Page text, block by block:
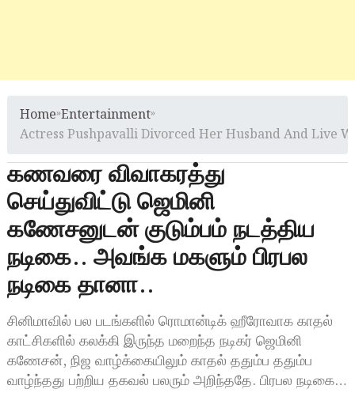
Home»Entertainment»
Actress Pushpavalli Divorced Her Husband And Live
கணவரை விவாகரத்து
செய்துவிட்டு ஜெமினி
கணேசனுடன் குடும்பம் நடத்திய
நடிகை.. அவங்க மகளும் பிரபல
நடிகை தானா..
சினிமாவில் பல படங்களில் ரொமான்டிக் ஹீரோவாக காதல்
காட்சிகளில் கலக்கி இருந்த மறைந்த நடிகர் ஜெமினி
கணேசன், நிஜ வாழ்க்கையிலும் காதல் ததும்ப ததும்ப
வாழ்ந்தது பற்றிய தகவல் பலரும் அறிந்ததே. பிரபல நடிகை…